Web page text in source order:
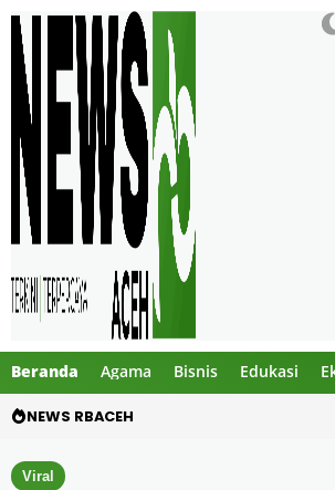
Beranda Agama Bisnis Edukasi
NEWS RBACEH
Viral